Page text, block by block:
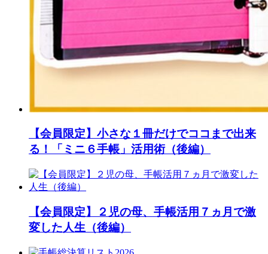
【会員限定】小さな１冊だけでココまで出来
る！「ミニ６手帳」活用術（後編）
【会員限定】２児の母、手帳活用７ヵ月で激
変した人生（後編）